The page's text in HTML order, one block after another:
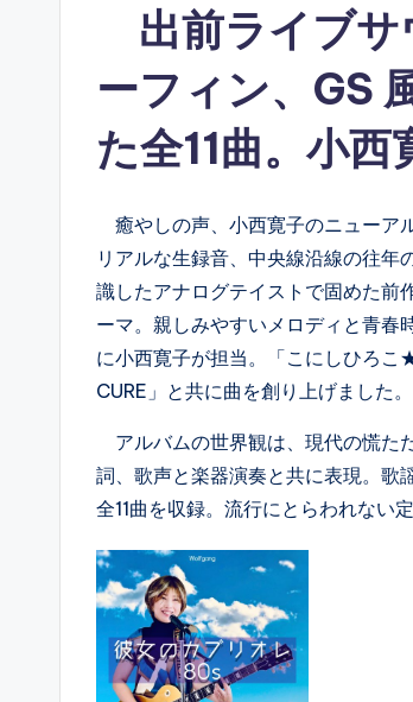
出前ライブサ
ーフィン、GS
た全11曲。小西
癒やしの声、小西寛子のニューア
リアルな生録音、中央線沿線の往年
識したアナログテイストで固めた
ーマ。親しみやすいメロディと青春
に小西寛子が担当。「こにしひろ
CURE」と共に曲を創り上げました。
アルバムの世界観は、現代の慌た
詞、歌声と楽器演奏と共に表現。歌
全11曲を収録。流行にとらわれない